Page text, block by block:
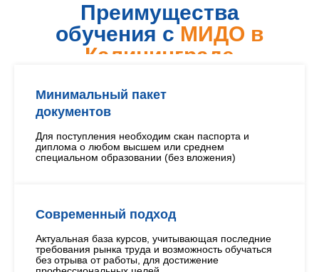
Преимущества
обучения с МИДО в
Калининграде
Минимальный пакет
документов
Для поступления необходим скан паспорта и
диплома о любом высшем или среднем
специальном образовании (без вложения)
Современный подход
Актуальная база курсов, учитывающая последние
требования рынка труда и возможность обучаться
без отрыва от работы, для достижение